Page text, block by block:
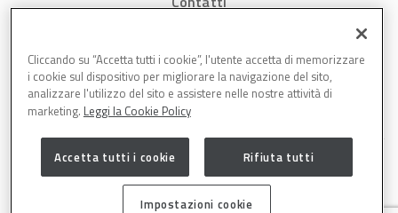
Cookies
Cliccando su “Accetta tutti i cookie”, l'utente accetta di memorizzare
i cookie sul dispositivo per migliorare la navigazione del sito,
analizzare l'utilizzo del sito e assistere nelle nostre attività di
marketing. Leggi la Cookie Policy
Accetta tutti i cookie Rifiuta tutti
Impostazioni cookie